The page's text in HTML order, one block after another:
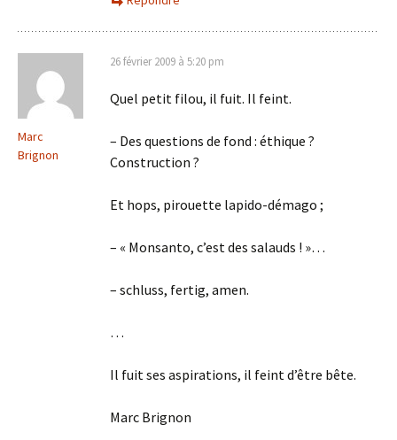
Marc
Brignon
26 février 2009 à 5:20 pm
Quel petit filou, il fuit. Il feint.
– Des questions de fond : éthique ?
Construction ?
Et hops, pirouette lapido-démago ;
– « Monsanto, c’est des salauds ! »…
– schluss, fertig, amen.
…
Il fuit ses aspirations, il feint d’être bête.
Marc Brignon